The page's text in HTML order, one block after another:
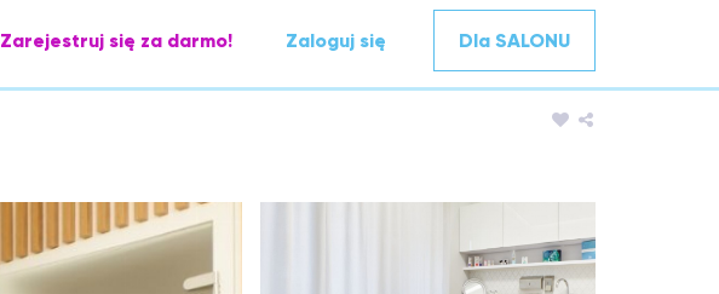
Zarejestruj się za darmo! Zaloguj się Dla SALONU